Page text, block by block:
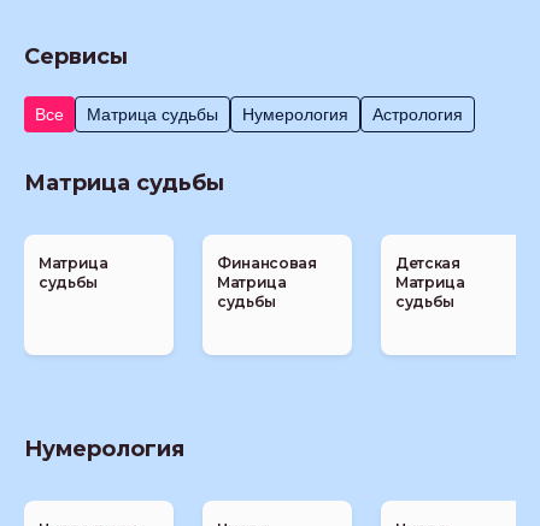
Сервисы
Все Матрица судьбы Нумерология Астрология
Матрица судьбы
Матрица
судьбы
Финансовая
Матрица
судьбы
Детская
Матрица
судьбы
Нумерология